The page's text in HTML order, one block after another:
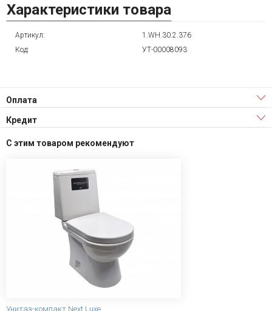
Характеристики товара
Артикул:
1.WH.30.2.376
Код:
УТ-00008093
Оплата
Кредит
С этим товаром рекомендуют
Унитаз-компакт Next Luxe